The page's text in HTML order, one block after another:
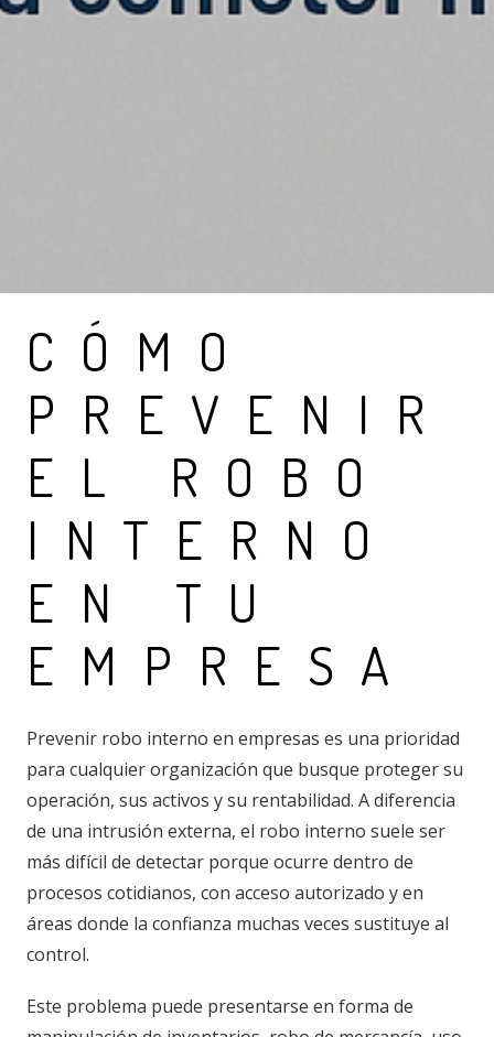
CÓMO
PREVENIR
EL ROBO
INTERNO
EN TU
EMPRESA
Prevenir robo interno en empresas es una prioridad
para cualquier organización que busque proteger su
operación, sus activos y su rentabilidad. A diferencia
de una intrusión externa, el robo interno suele ser
más difícil de detectar porque ocurre dentro de
procesos cotidianos, con acceso autorizado y en
áreas donde la confianza muchas veces sustituye al
control.
Este problema puede presentarse en forma de